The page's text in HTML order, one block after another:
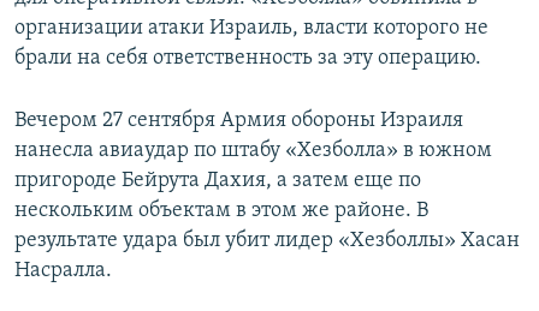
организации атаки Израиль, власти которого не
брали на себя ответственность за эту операцию.
Вечером 27 сентября Армия обороны Израиля
нанесла авиаудар по штабу «Хезболла» в южном
пригороде Бейрута Дахия, а затем еще по
нескольким объектам в этом же районе. В
результате удара был убит лидер «Хезболлы» Хасан
Насралла.